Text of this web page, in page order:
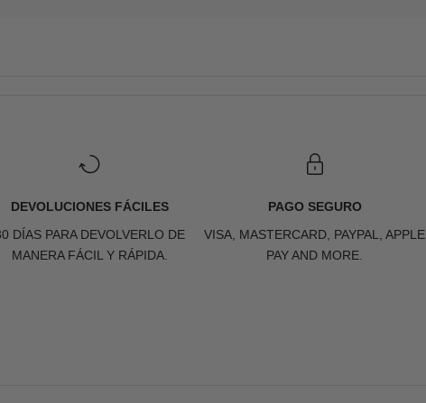
DEVOLUCIONES FÁCILES
DÍAS PARA DEVOLVERLO DE
MANERA FÁCIL Y RÁPIDA.
PAGO SEGURO
VISA, MASTERCARD, PAYPAL, APPLE
PAY AND MORE.